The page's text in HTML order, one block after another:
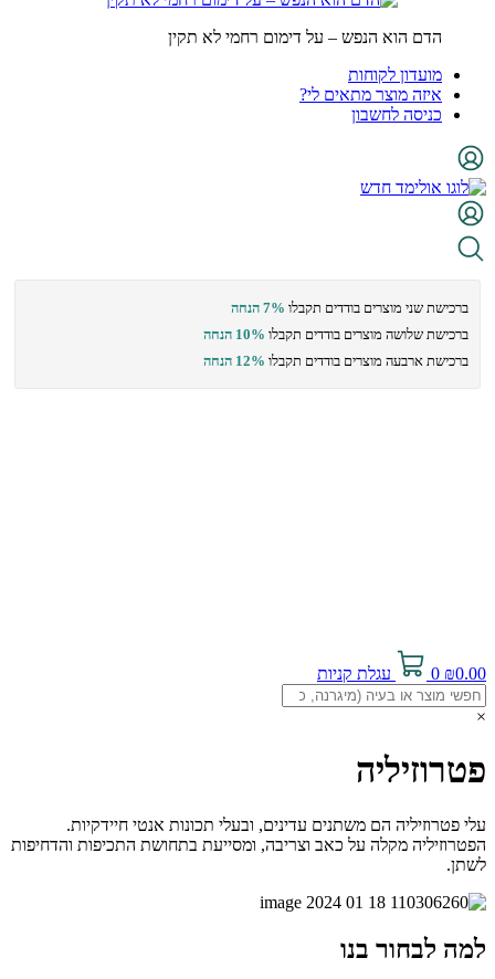
הדם הוא הנפש – על דימום רחמי לא תקין
מועדון לקוחות
איזה מוצר מתאים לי?
כניסה לחשבון
ברכישת שני מוצרים בודדים תקבלו 7% הנחה
ברכישת שלושה מוצרים בודדים תקבלו 10% הנחה
ברכישת ארבעה מוצרים בודדים תקבלו 12% הנחה
₪0.00
0 עגלת קניות
×
פטרוזיליה
עלי פטרוזיליה הם משתנים עדינים, ובעלי תכונות אנטי חיידקיות.
הפטרוזיליה מקלה על כאב וצריבה, ומסייעת בתחושת התכיפות והדחיפות
לשתן.
למה לבחור בנו